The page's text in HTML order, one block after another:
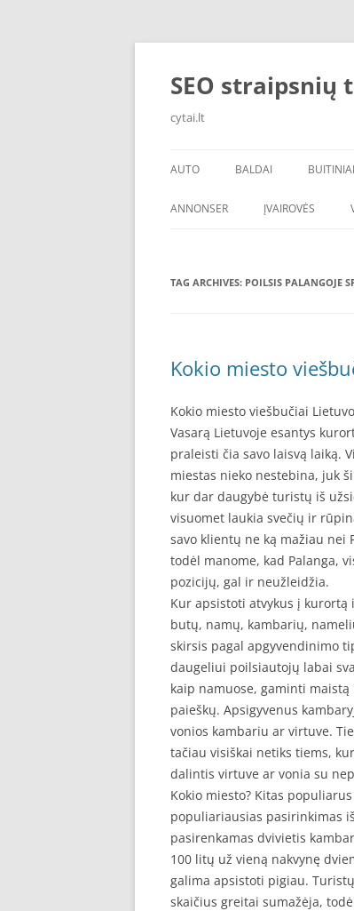
Skip
SEO straipsnių
cytai.lt
AUTO
PADANGOS
BALDAI
ANNONSER ĮVAIROVĖS
TAG ARCHIVES: POILSIS PALANGOJE
Kokio miesto
Kokio miesto viešbučiai
Vasarą Lietuvoje esantys
praleisti čia savo laisvą laiką.
miestas nieko nestebina, juk
kur dar daugybė turistų iš
visuomet laukia svečių ir
savo klientų ne ką mažiau nei
todėl manome, kad Palanga,
pozicijų, gal ir neužleidžia.
Kur apsistoti atvykus į
butų, namų, kambarių,
skirsis pagal apgyvendinimo
daugeliui poilsiautojų labai
kaip namuose, gaminti
paieškų. Apsigyvenus
vonios kambariu ar virtuve.
tačiau visiškai netiks tiems,
dalintis virtuve ar vonia su
Kokio miesto? Kitas
populiariausias pasirinkimas
pasirenkamas dvivietis
100 litų už vieną nakvynę
galima apsistoti pigiau.
skaičius greitai sumažėja,